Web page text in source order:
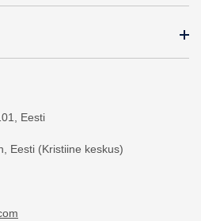
Eesti
Eesti (Kristiine keskus)